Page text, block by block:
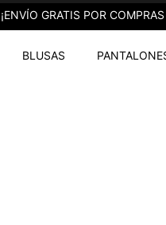
¡ENVÍO GRATIS POR
BLUSAS